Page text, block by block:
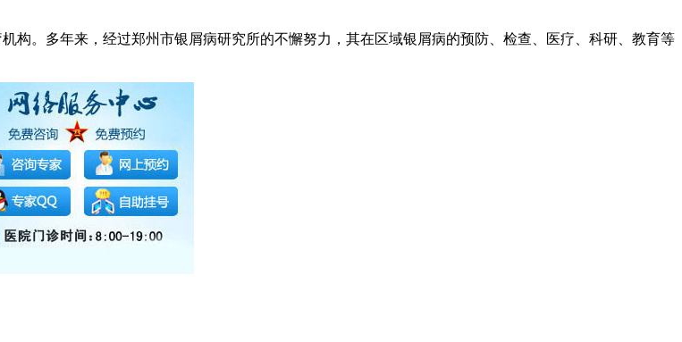
构。多年来，经过郑州市银屑病研究所的不懈努力，其在区域银屑病的预防、检查、医疗、科研、教育等